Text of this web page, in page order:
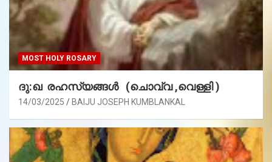
MOST HOLY ROSARY
ദു:ഖ രഹസ്യങ്ങൾ (ചൊവ്വ ,വെള്ളി )
14/03/2025 BAIJU JOSEPH KUMBLANKAL